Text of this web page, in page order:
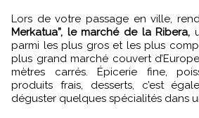
Lors de votre passage en ville,
Merkatua”, le marché de la Ribera,
parmi les plus gros et les plus
plus grand marché couvert
mètres carrés. Épicerie fine,
produits frais, desserts, c’est
déguster quelques spécialités dans